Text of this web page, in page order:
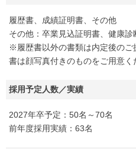
履歴書、成績証明書、その他
その他：卒業見込証明書、健康診
※履歴書以外の書類は内定後の
書は顔写真付きのものをご用意く
採用予定人数／実績
2027年卒予定：50名～70名
前年度採用実績：63名